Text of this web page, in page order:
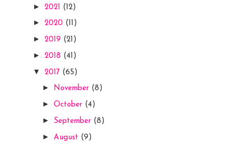
► 2021 (12)
► 2020 (11)
► 2019 (21)
► 2018 (41)
▼ 2017 (65)
► November (8)
► October (4)
► September (8)
► August (9)